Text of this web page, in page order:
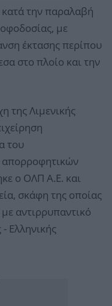
την παραλαβή
με
έκτασης περίπου
στο πλοίο και την
της Λιμενικής
του
απορροφητικών
ο ΟΛΠ Α.Ε. και
σκάφη της οποίας
αντιρρυπαντικό
Ελληνικής